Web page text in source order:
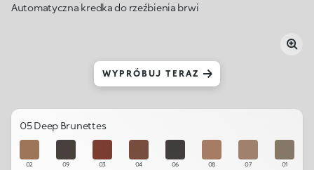
Automatyczna kredka do rzeźbienia brwi
WYPRÓBUJ TERAZ
05 Deep Brunettes
02 09 03 04 06 08 07 01